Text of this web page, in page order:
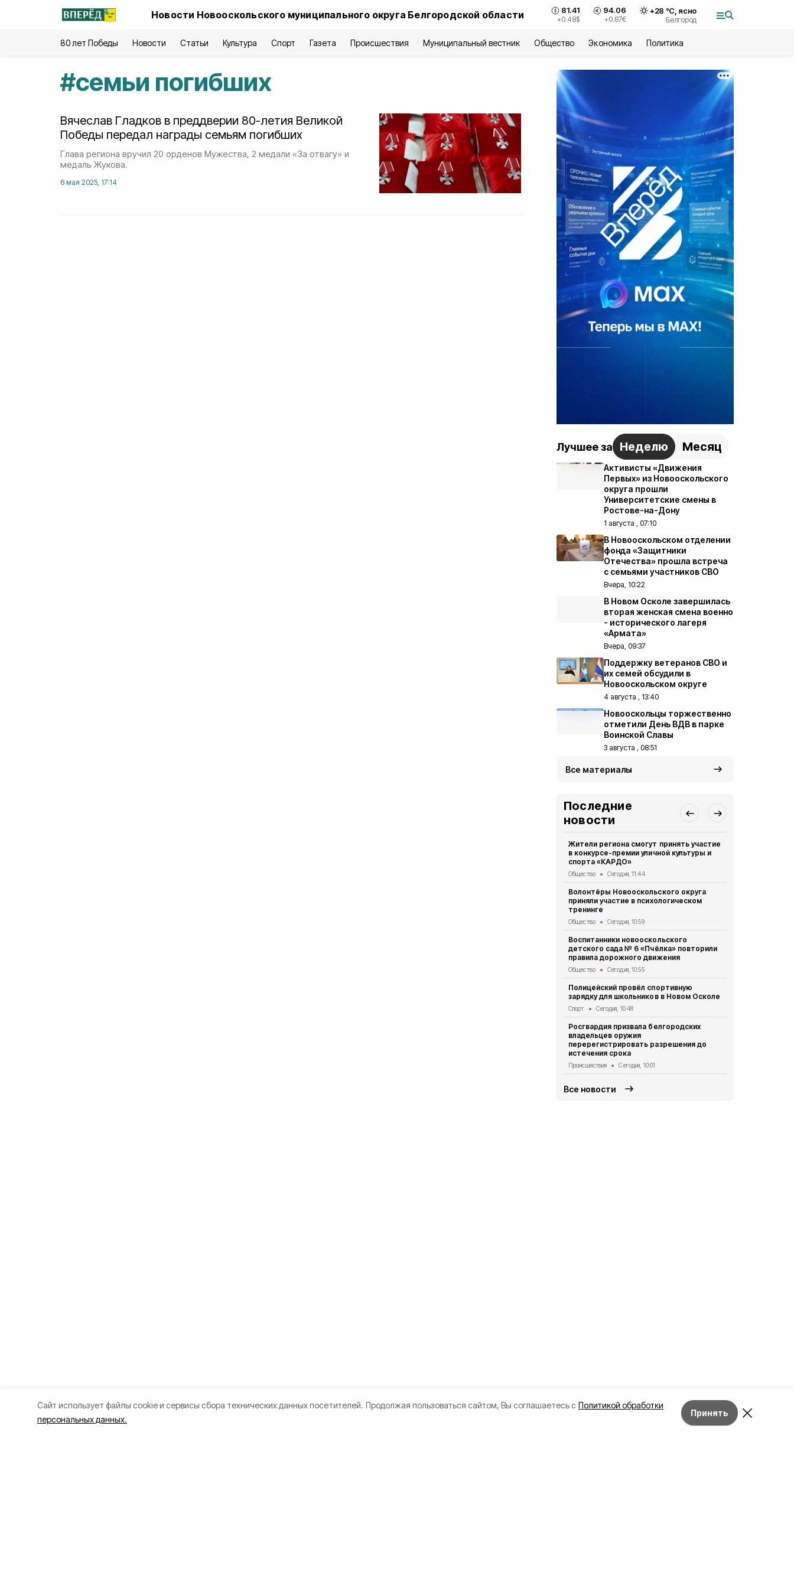
Cайт использует файлы cookie и сервисы сбора технических данных посетителей. Продолжая пользоваться сайтом, Вы соглашаетесь с Политикой обработки
персональных данных.
Принять
Новости Новооскольского муниципального округа Белгородской области 81.41
+0.48$
94.06
+0.87€
+28 °С, ясно
Белгород
80 лет Победы Новости Статьи Культура Спорт Газета Происшествия Муниципальный вестник Общество Экономика Политика
#семьи погибших
Вячеслав Гладков в преддверии 80-летия Великой
Победы передал награды семьям погибших
Глава региона вручил 20 орденов Мужества, 2 медали «За отвагу» и
медаль Жукова.
6 мая 2025, 17:14
Лучшее за Неделю Месяц
Активисты «Движения
Первых» из Новооскольского
округа прошли
Университетские смены в
Ростове-на-Дону
1 августа , 07:10
В Новооскольском отделении
фонда «Защитники
Отечества» прошла встреча
с семьями участников СВО
Вчера, 10:22
В Новом Осколе завершилась
вторая женская смена военно
- исторического лагеря
«Армата»
Вчера, 09:37
Поддержку ветеранов СВО и
их семей обсудили в
Новооскольском округе
4 августа , 13:40
Новооскольцы торжественно
отметили День ВДВ в парке
Воинской Славы
3 августа , 08:51
Все материалы
Последние
новости
Жители региона смогут принять участие
в конкурсе-премии уличной культуры и
спорта «КАРДО»
Общество Сегодня, 11:44
Волонтёры Новооскольского округа
приняли участие в психологическом
тренинге
Общество Сегодня, 10:59
Воспитанники новооскольского
детского сада № 6 «Пчёлка» повторили
правила дорожного движения
Общество Сегодня, 10:55
Полицейский провёл спортивную
зарядку для школьников в Новом Осколе
Спорт Сегодня, 10:48
Росгвардия призвала белгородских
владельцев оружия
перерегистрировать разрешения до
истечения срока
Происшествия Сегодня, 10:01
Все новости